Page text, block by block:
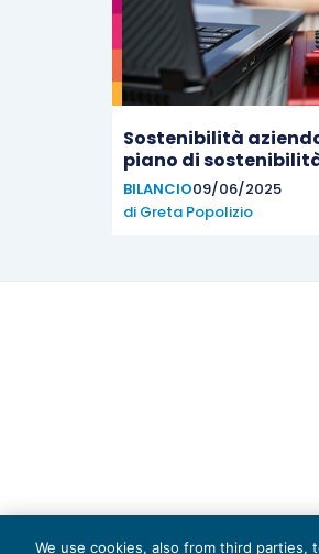
Sostenibilità
piano di
BILANCIO09/06/2025
di Greta Popolizio
We use cookies, also from third